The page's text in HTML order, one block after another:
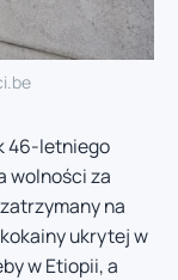
46-letniego
wolności za
na
ukrytej w
w Etiopii, a